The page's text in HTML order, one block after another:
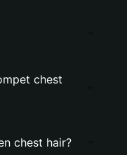
chest
chest hair?